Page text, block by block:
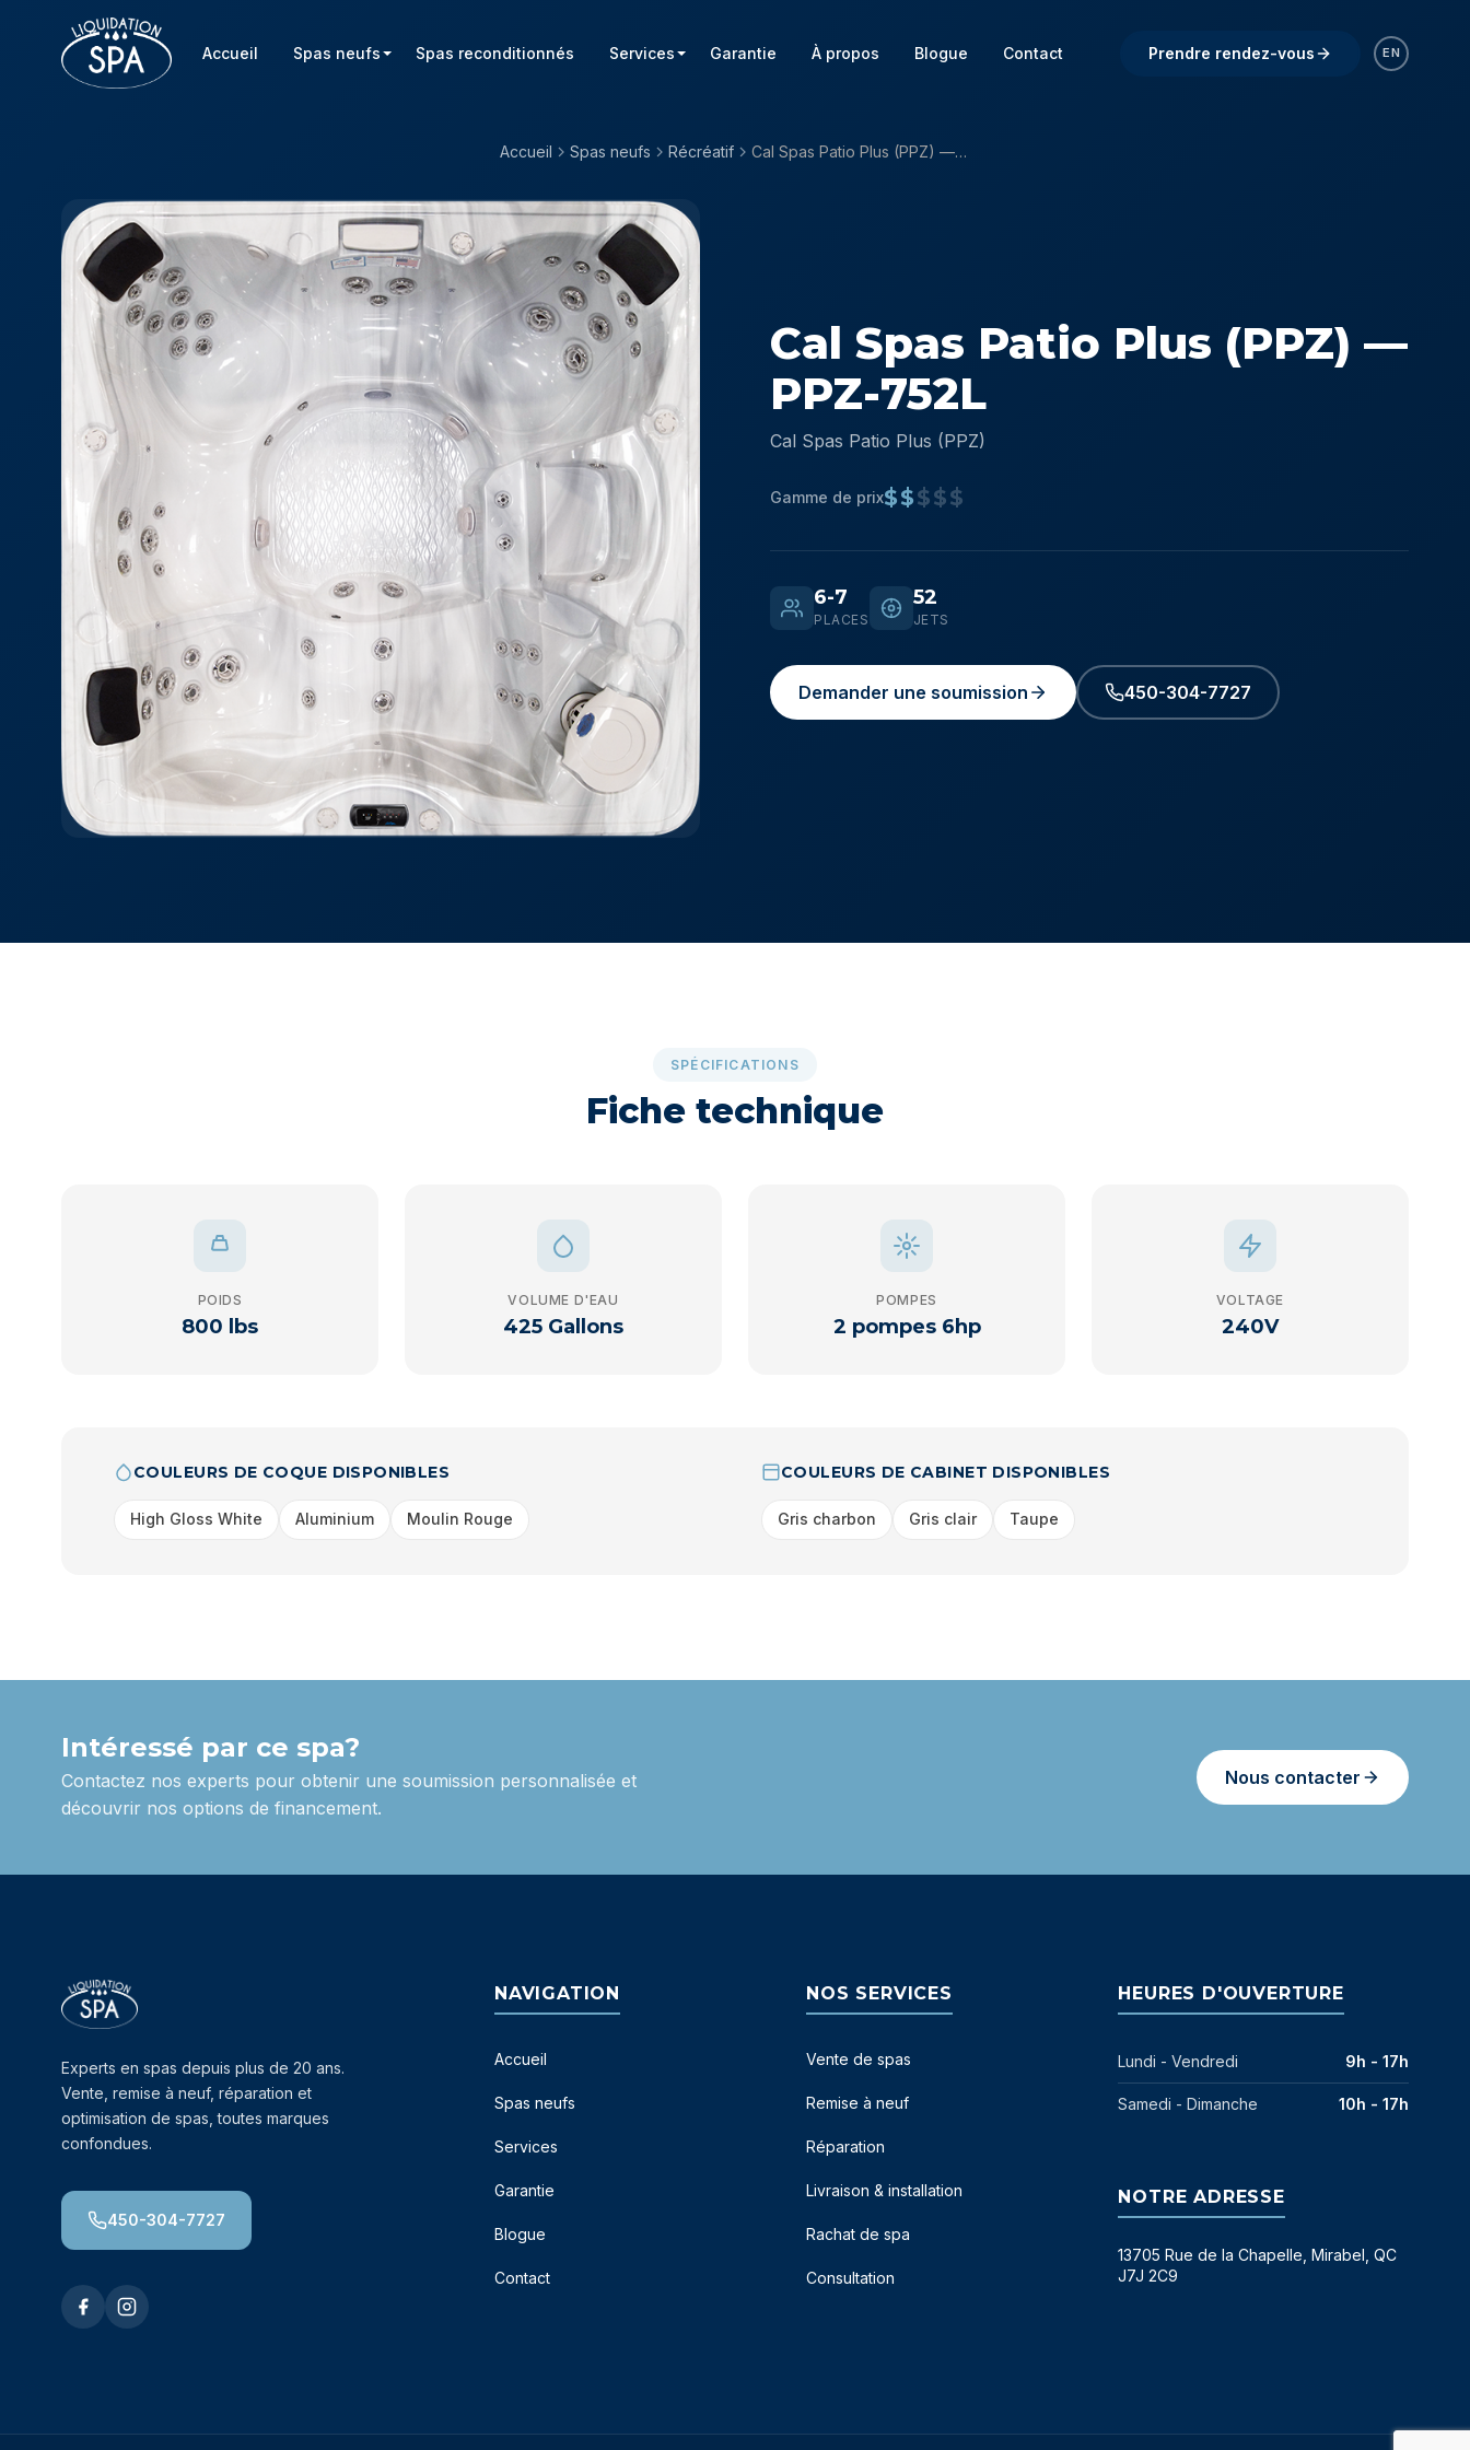
Accueil Spas neufs Spas reconditionnés Services Garantie À propos Blogue Contact Prendre rendez-vous EN
Accueil Spas neufs Récréatif Cal Spas Patio Plus (PPZ) — PPZ-752L
Cal Spas Patio Plus (PPZ) —
PPZ-752L
Cal Spas Patio Plus (PPZ)
Gamme de prix$$$$$
6-7
PLACES
52
JETS
Demander une soumission 450-304-7727
SPÉCIFICATIONS
Fiche technique
POIDS
800 lbs
VOLUME D'EAU
425 Gallons
POMPES
2 pompes 6hp
VOLTAGE
240V
COULEURS DE COQUE DISPONIBLES
High Gloss White Aluminium Moulin Rouge
COULEURS DE CABINET DISPONIBLES
Gris charbon Gris clair Taupe
Intéressé par ce spa?
Contactez nos experts pour obtenir une soumission personnalisée et
découvrir nos options de financement.
Nous contacter
Experts en spas depuis plus de 20 ans.
Vente, remise à neuf, réparation et
optimisation de spas, toutes marques
confondues.
450-304-7727
NAVIGATION
Accueil
Spas neufs
Services
Garantie
Blogue
Contact
NOS SERVICES
Vente de spas
Remise à neuf
Réparation
Livraison & installation
Rachat de spa
Consultation
HEURES D'OUVERTURE
Lundi - Vendredi 9h - 17h
Samedi - Dimanche 10h - 17h
NOTRE ADRESSE
13705 Rue de la Chapelle, Mirabel, QC
J7J 2C9